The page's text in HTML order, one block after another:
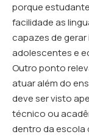
porque
facilidade as
capazes de
adolescentes e
Outro ponto
atuar além do
deve ser visto
técnico ou
dentro da escola